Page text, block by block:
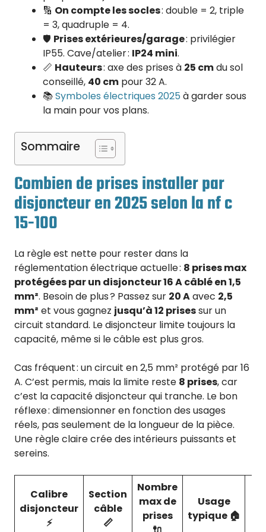
🔢 On compte les socles: double = 2, triple
= 3, quadruple = 4.
🛡️ Prises extérieures/garage: privilégier
IP55. Cave/atelier : IP24 mini.
📏 Hauteurs: axe des prises à 25 cmdu sol
conseillé, 40 cm pour 32 A.
📚Symboles électriques 2025 à garder sous
la main pour vos plans.
Sommaire
Combien de prises installer par
disjoncteur en 2025 selon la nf c
15-100
La règle est nette pour rester dans la
réglementation électrique actuelle : 8 prises max
protégées par un disjoncteur 16 A câblé en 1,5
mm². Besoin de plus ? Passez sur 20 Aavec 2,5
mm² et vous gagnez jusqu’à 12 prisessur un
circuit standard. Le disjoncteur limite toujours la
capacité, même si le câble est plus gros.
Cas fréquent : un circuit en 2,5 mm² protégé par 16
A. C’est permis, mais la limite reste 8 prises, car
c’est la capacité disjoncteur qui tranche. Le bon
réflexe : dimensionner en fonction des usages
réels, pas seulement de la longueur de la pièce.
Une règle claire crée des intérieurs puissants et
sereins.
Calibre
disjoncteur
⚡
Section
câble
📏
Nombre
max de
prises
Usage
typique 🏠